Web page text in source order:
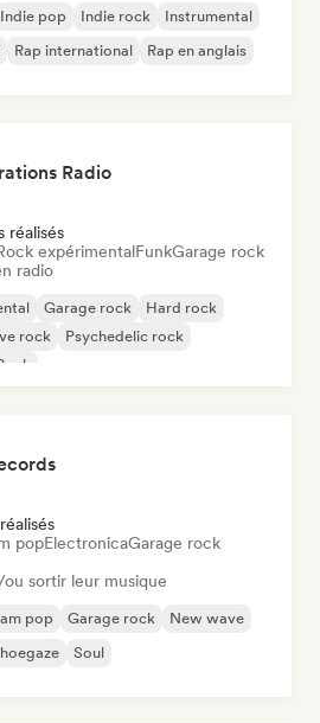
Indie pop Indie rock
Instrumental
Rap international Rap en anglais
Radio
réalisés
expérimentalFunkGarage rock
radio
Garage rock
Hard rock
rock
Psychedelic rock
popElectronicaGarage rock
sortir leur musique
pop Garage rock
New wave
Soul